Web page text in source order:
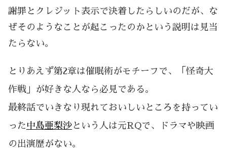
謝罪とクレジット表示で決着したらしいのだが、な
ぜそのようなことが起こったのかという説明は見当
たらない。
とりあえず第2章は催眠術がモチーフで、「怪奇大
作戦」が好きな人なら必見である。
最終話でいきなり現れておいしいところを持ってい
った 中島亜梨沙 という人は元RQで、ドラマや映画
の出演歴がない。